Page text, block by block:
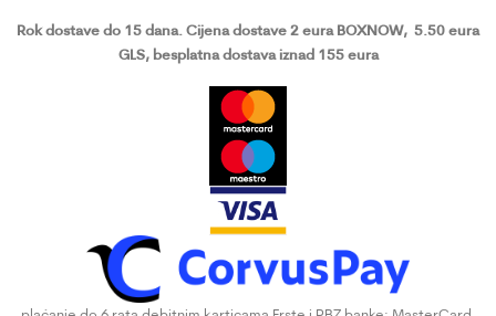
Rok dostave do 15 dana. Cijena dostave 2 eura BOXNOW, 5.50 eura
GLS, besplatna dostava iznad 155 eura